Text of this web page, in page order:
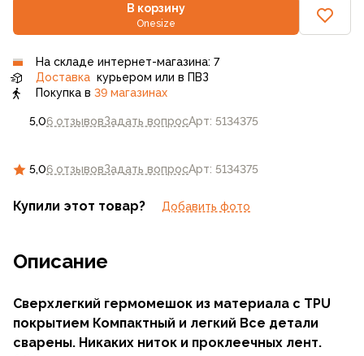
5,06 отзывовЗадать вопросАрт: 5134375
В корзину
Onesize
5,06 отзывовЗадать вопросАрт: 5134375
На складе интернет-магазина: 7
Доставка курьером или в ПВЗ
Покупка в 39 магазинах
Купили этот товар? Добавить фото
Описание
Сверхлегкий гермомешок из материала с TPU
покрытием Компактный и легкий Все детали
сварены. Никаких ниток и проклеечных лент.